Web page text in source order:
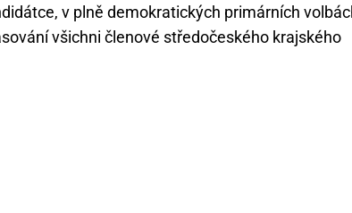
v plně demokratických primárních
všichni členové středočeského krajského